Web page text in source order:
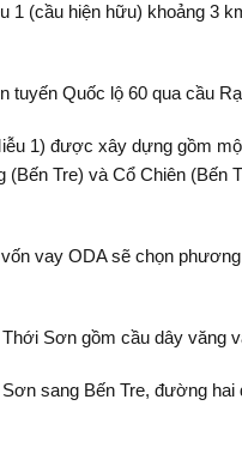
(cầu hiện hữu) khoảng 3
tuyến Quốc lộ 60 qua cầu
1) được xây dựng gồm
Tre) và Cổ Chiên (Bến
vay ODA sẽ chọn
Sơn gồm cầu dây văng
sang Bến Tre, đường